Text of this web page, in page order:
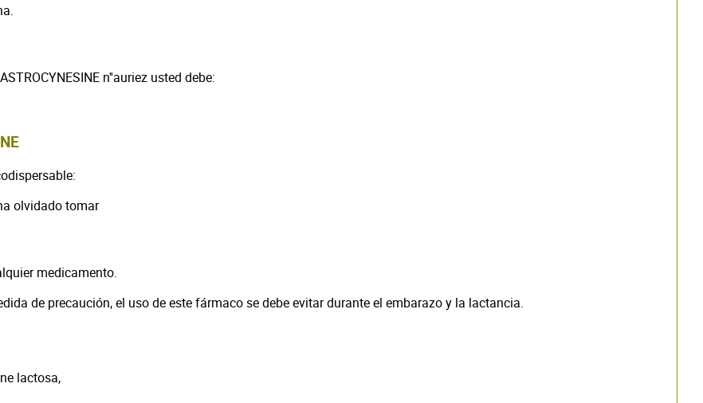
n''auriez usted debe:
olvidado tomar
medicamento.
de precaución, el uso de este fármaco se debe evitar durante el embarazo y la lactancia.
lactosa,